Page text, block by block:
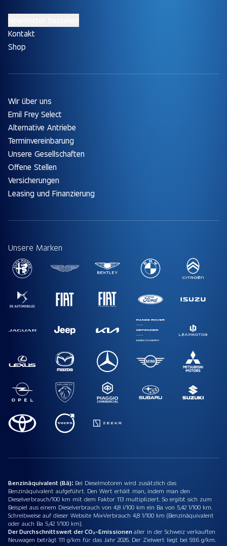
Kontakt
Shop
Wir über uns
Emil Frey Select
Alternative Antriebe
Terminvereinbarung
Unsere Gesellschaften
Offene Stellen
Versicherungen
Leasing und Finanzierung
Unsere Marken
Benzinäquivalent (Bä): Bei Dieselmotoren wird zusätzlich das
Benzinäquivalent aufgeführt. Den Wert erhält man, indem man den
Dieselverbrauch/100 km mit dem Faktor 113 multipliziert. So ergibt sich zum
Beispiel aus einem Dieselverbrauch von 4,8 l/100 km ein Ba von 5,42 1/100 km.
Schreibweise auf dieser Website Mix-Verbrauch 4,8 1/100 km (Benzinäquivalent
oder auch Ba 5,42 1/100 km).
Der Durchschnittswert der CO₂-Emissionenaller in der Schweiz verkauften
Neuwagen beträgt 111 g/km für das Jahr 2026. Der Zielwert liegt bei 93.6 g/km.